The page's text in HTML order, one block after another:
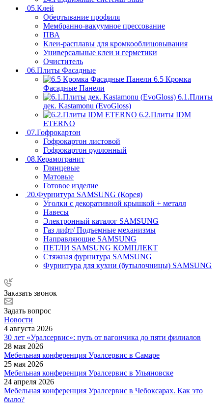
05.Клей
Обертывание профиля
Мембранно-вакуумное прессование
ПВА
Клеи-расплавы для кромкооблицовывания
Универсальные клеи и герметики
Очиститель
06.Плиты Фасадные
6.5 Кромка
Фасадные Панели
6.1.Плиты
дек. Kastamonu (EvoGloss)
6.2.Плиты IDM
ETERNO
07.Гофрокартон
Гофрокартон листовой
Гофрокартон руллонный
08.Керамогранит
Глянцевые
Матовые
Готовое изделие
20.Фурнитура SAMSUNG (Корея)
Уголки с декоративной крышкой + металл
Навесы
Электронный каталог SAMSUNG
Газ лифт/ Подъемные механизмы
Направляющие SAMSUNG
ПЕТЛИ SAMSUNG КОМПЛЕКТ
Стяжная фурнитура SAMSUNG
Фурнитура для кухни (бутылочницы) SAMSUNG
Заказать звонок
Задать вопрос
Новости
4 августа 2026
30 лет «Уралсервис»: путь от вагончика до пяти филиалов
28 мая 2026
Мебельная конференция Уралсервис в Самаре
25 мая 2026
Мебельная конференция Уралсервис в Ульяновске
24 апреля 2026
Мебельная конференция Уралсервис в Чебоксарах. Как это
было?